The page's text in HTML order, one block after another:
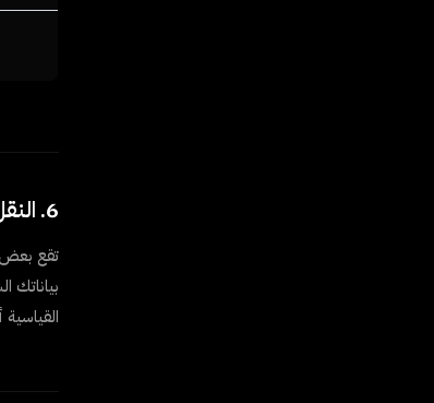
6. النقل الدولي للبيانات
تقع بعض
بياناتك